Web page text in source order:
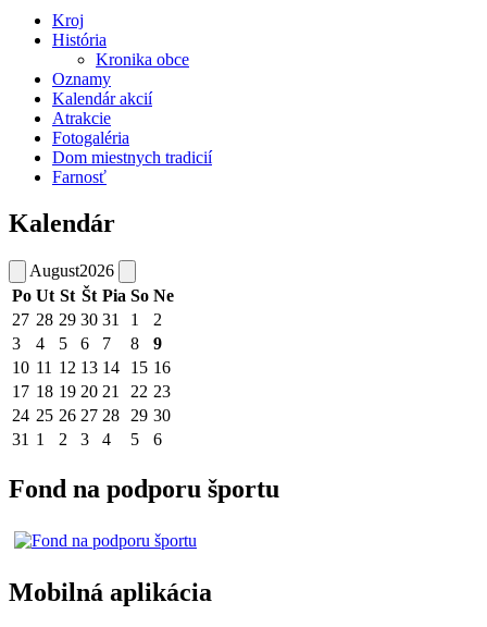
Kroj
História
Kronika obce
Oznamy
Kalendár akcií
Atrakcie
Fotogaléria
Dom miestnych tradicií
Farnosť
Kalendár
August2026
Po Ut St Št Pia So Ne
27 28 29 30 31 1
2
3
4 5 6 7 8
9
10 11 12 13 14 15 16
17 18 19 20 21 22 23
24 25 26 27 28 29 30
31 1 2 3 4 5 6
Fond na podporu športu
Mobilná aplikácia